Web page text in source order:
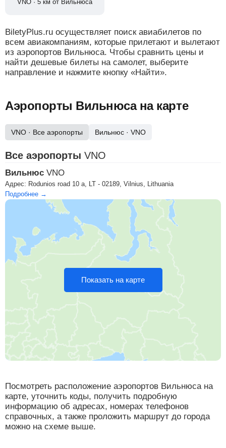
VNO · 5 км от Вильнюса
BiletyPlus.ru осуществляет поиск авиабилетов по
всем авиакомпаниям, которые прилетают и вылетают
из аэропортов Вильнюса. Чтобы сравнить цены и
найти дешевые билеты на самолет, выберите
направление и нажмите кнопку «Найти».
Аэропорты Вильнюса на карте
VNO · Все аэропорты Вильнюс · VNO
Все аэропорты VNO
Вильнюс VNO
Адрес: Rodunios road 10 a, LT - 02189, Vilnius, Lithuania
Подробнее →
Показать на карте
Посмотреть расположение аэропортов Вильнюса на
карте, уточнить коды, получить подробную
информацию об адресах, номерах телефонов
справочных, а также проложить маршрут до города
можно на схеме выше.